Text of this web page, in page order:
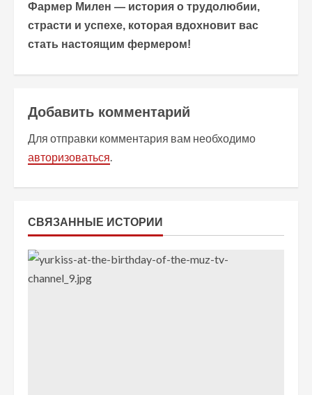
д
о
л
и
т
ь
ч
т
е
Фармер Милен — история о трудолюбии,
страсти и успехе, которая вдохновит вас
стать настоящим фермером!
Добавить комментарий
Для отправки комментария вам необходимо
авторизоваться.
СВЯЗАННЫЕ ИСТОРИИ